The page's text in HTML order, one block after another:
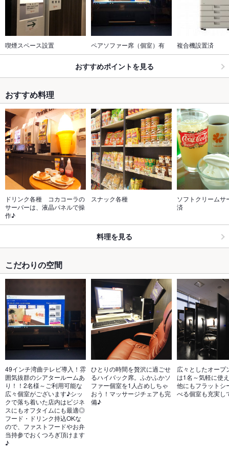
喫煙スペース設置 ペアソファー席（個室）有 複合機設置済
おすすめポイントを見る
おすすめ料理
ドリンク各種　コカコーラの
サーバーは、液晶パネルで操
作♪
スナック各種
ソフトクリームサ
済
料理を見る
こだわりの空間
49インチ湾曲テレビ導入！雰
囲気抜群のシアタールームあ
り！！2名様～ご利用可能な
広々個室がございます♪シッ
クで落ち着いた店内はビジネ
スにもオフタイムにも最適◎
フード・ドリンク持込OKな
ので、ファストフードやお弁
当持参でおくつろぎ頂けます
♪
ひとりの時間を贅沢に過ごせ
るハイバック席。ふかふかソ
ファー個室を1人占めしちゃ
おう！マッサージチェアも完
備♪
広々としたオープ
は1名～気軽に使
他にもフラットシ
べる個室も充実